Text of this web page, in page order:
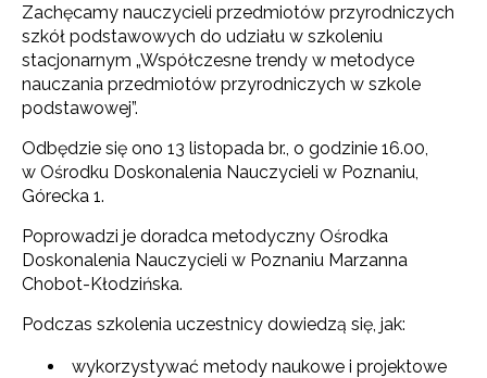
Zachęcamy nauczycieli przedmiotów przyrodniczych
szkół podstawowych do udziału w szkoleniu
stacjonarnym „Współczesne trendy w metodyce
nauczania przedmiotów przyrodniczych w szkole
podstawowej”.
Odbędzie się ono 13 listopada br., o godzinie 16.00,
w Ośrodku Doskonalenia Nauczycieli w Poznaniu,
Górecka 1.
Poprowadzi je doradca metodyczny Ośrodka
Doskonalenia Nauczycieli w Poznaniu Marzanna
Chobot-Kłodzińska.
Podczas szkolenia uczestnicy dowiedzą się, jak:
wykorzystywać metody naukowe i projektowe